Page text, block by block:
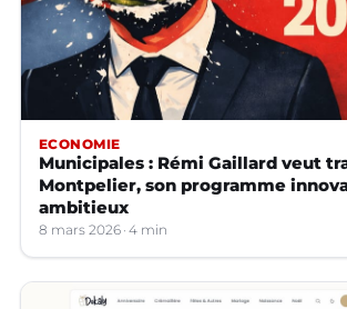
ECONOMIE
Municipales : Rémi Gaillard veut
Montpelier, son programme
ambitieux
8 mars 2026 4 min